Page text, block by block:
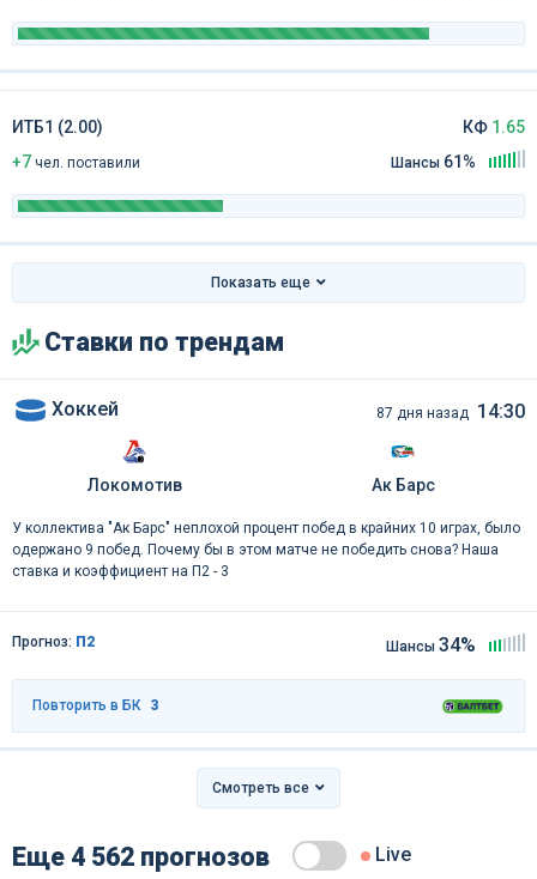
ИТБ1 (2.00)
+7 чел. поставили
КФ 1.65
Шансы 61%
Показать еще
Ставки по трендам
Хоккей 87 дня назад 14:30
Локомотив Ак Барс
У коллектива "Ак Барс" неплохой процент побед в крайних 10 играх, было
одержано 9 побед. Почему бы в этом матче не победить снова? Наша
ставка и коэффициент на П2 - 3
Прогноз: П2 Шансы 34%
Повторить в БК 3
Смотреть все
Еще 4 562 прогнозов Live